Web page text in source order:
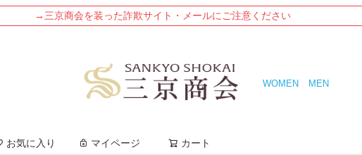
→三京商会を装った詐欺サイト・メールにご注意ください
WOMEN MEN
お気に入り マイページ カート